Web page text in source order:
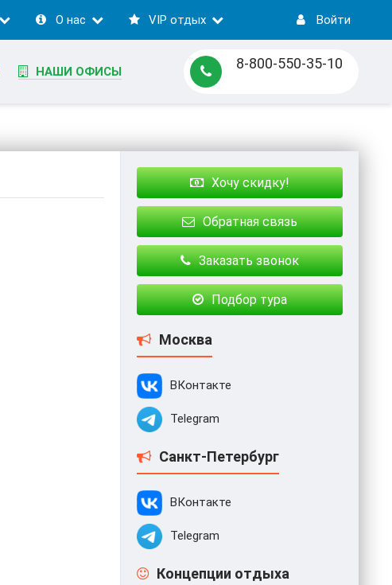
О нас VIP отдых Войти
НАШИ ОФИСЫ 8-800-550-35-10
Хочу скидку!
Обратная связь
Заказать звонок
Подбор тура
Москва
ВКонтакте
Telegram
Санкт-Петербург
ВКонтакте
Telegram
Концепции отдыха